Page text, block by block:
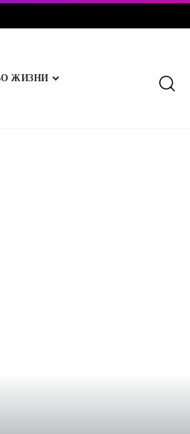
ЖИЗНИ